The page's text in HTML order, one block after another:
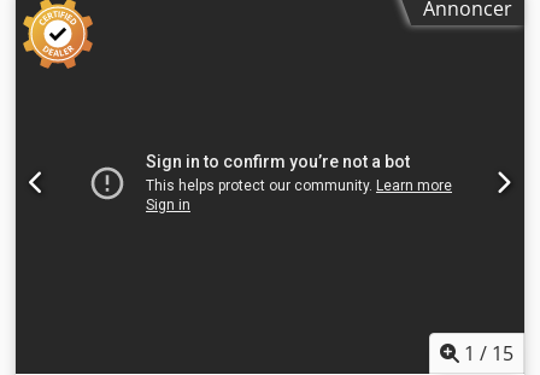
af en onlineauktion! +++
Annoncer
1 / 15